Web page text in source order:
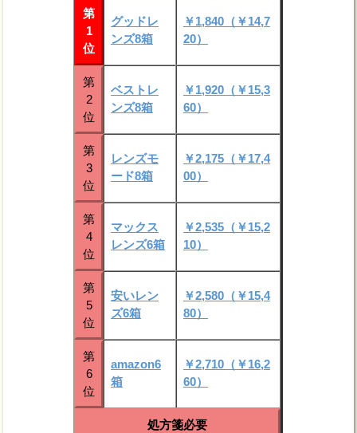
第
1
位
グッドレ
ンズ8箱
￥1,840（￥14,7
20）
第
2
位
ベストレ
ンズ8箱
￥1,920（￥15,3
60）
第
3
位
レンズモ
ード8箱
￥2,175（￥17,4
00）
第
4
位
マックス
レンズ6箱
￥2,535（￥15,2
10）
第
5
位
安いレン
ズ6箱
￥2,580（￥15,4
80）
第
6
位
amazon6
箱
￥2,710（￥16,2
60）
処方箋必要